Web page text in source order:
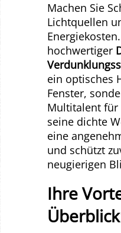
Machen Sie
Lichtquellen
hochwertiger
ein optisches
Fenster,
Multitalent für
seine dichte
eine
und schützt
neugierigen
Ihre